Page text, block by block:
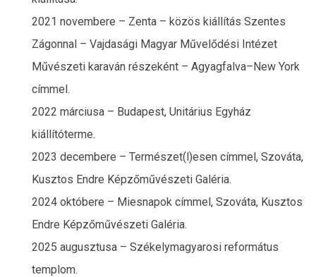
2021 novembere – Zenta – közös kiállítás Szentes
Zágonnal – Vajdasági Magyar Művelődési Intézet
Művészeti karaván részeként – Agyagfalva–New York
címmel.
2022 márciusa – Budapest, Unitárius Egyház
kiállítóterme.
2023 decembere – Természet(l)esen címmel, Szováta,
Kusztos Endre Képzőművészeti Galéria.
2024 októbere – Miesnapok címmel, Szováta, Kusztos
Endre Képzőművészeti Galéria.
2025 augusztusa – Székelymagyarosi református
templom.